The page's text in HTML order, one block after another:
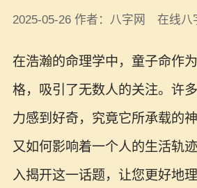
2025-05-26 作者：八字网 在线八
在浩瀚的命理学中，童子命作
格，吸引了无数人的关注。许
力感到好奇，究竟它所承载的
又如何影响着一个人的生活轨
入揭开这一话题，让您更好地